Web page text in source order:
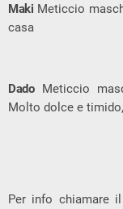
Maki Meticcio
casa
Dado Meticcio
Molto dolce e
Per info chiamare il